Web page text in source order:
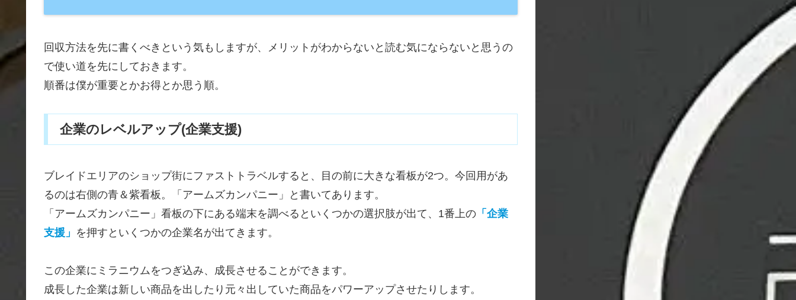
回収方法を先に書くべきという気もしますが、メリットがわからないと読む気にならないと思うの
で使い道を先にしておきます。
順番は僕が重要とかお得とか思う順。
企業のレベルアップ(企業支援)
ブレイドエリアのショップ街にファストトラベルすると、目の前に大きな看板が2つ。今回用があ
るのは右側の青＆紫看板。「アームズカンパニー」と書いてあります。
「アームズカンパニー」看板の下にある端末を調べるといくつかの選択肢が出て、1番上の 「企業
支援」 を押すといくつかの企業名が出てきます。
この企業にミラニウムをつぎ込み、成長させることができます。
成長した企業は新しい商品を出したり元々出していた商品をパワーアップさせたりします。